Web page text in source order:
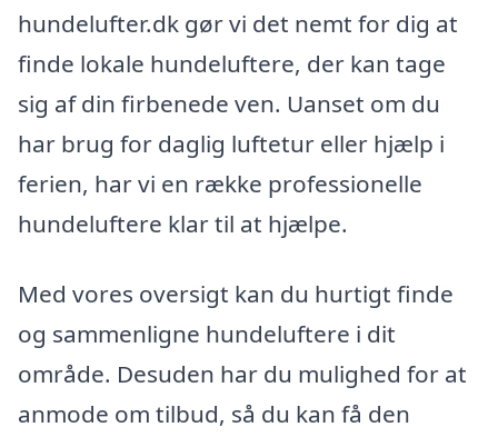
hundelufter.dk gør vi det nemt for dig at
finde lokale hundeluftere, der kan tage
sig af din firbenede ven. Uanset om du
har brug for daglig luftetur eller hjælp i
ferien, har vi en række professionelle
hundeluftere klar til at hjælpe.
Med vores oversigt kan du hurtigt finde
og sammenligne hundeluftere i dit
område. Desuden har du mulighed for at
anmode om tilbud, så du kan få den